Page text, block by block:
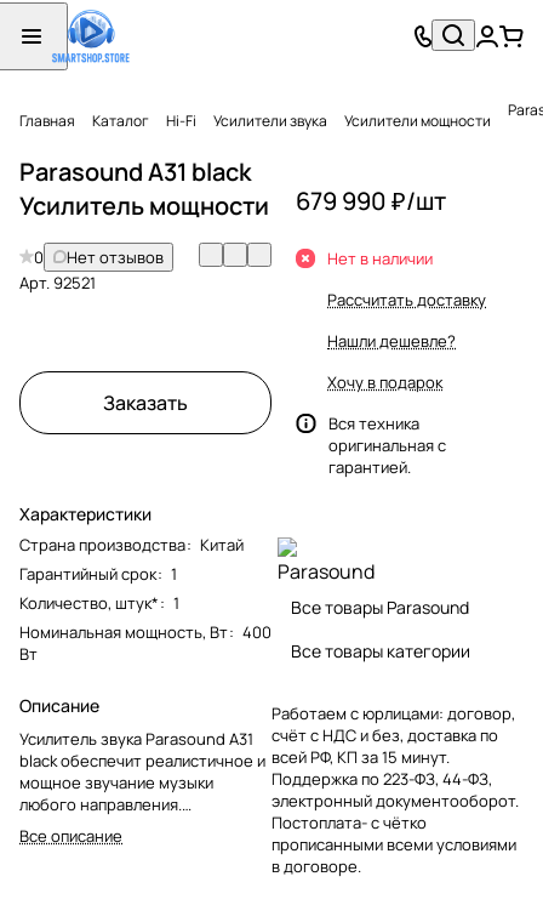
Главная Каталог Hi-Fi Усилители звука Усилители мощности
Parasound A31 black
Усилитель мощности
0
Нет отзывов
Арт.92521
Заказать
Характеристики
Страна производства: Китай
Гарантийный срок: 1
Количество, штук*: 1
Номинальная мощность, Вт: 400
Вт
Описание
Усилитель звука Parasound A31
black обеспечит реалистичное и
мощное звучание музыки
любого направления.
Максимально раскрыть свои
способности аппарат может при
Все описание
679 990 ₽/шт
Нет в наличии
Рассчитать доставку
Нашли дешевле?
Хочу в подарок
Вся техника
оригинальная с
гарантией.
Все товары Parasound
Все товары категории
Работаем с юрлицами: договор,
счёт с НДС и без, доставка по
всей РФ, КП за 15 минут.
Поддержка по 223-ФЗ, 44-ФЗ,
электронный документооборот.
Постоплата- с чётко
прописанными всеми условиями
в договоре.